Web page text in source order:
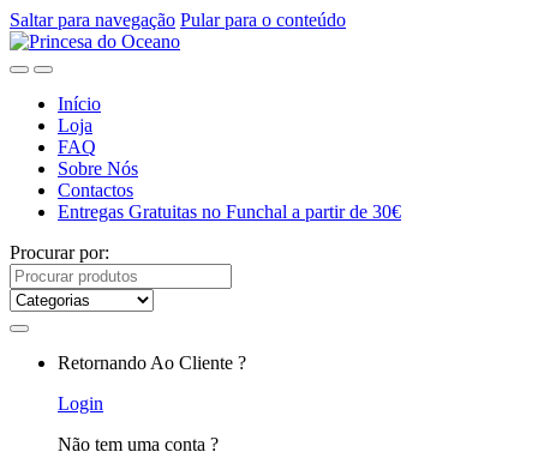
Saltar para navegação Pular para o conteúdo
Início
Loja
FAQ
Sobre Nós
Contactos
Entregas Gratuitas no Funchal a partir de 30€
Procurar por:
Retornando Ao Cliente ?
Login
Não tem uma conta ?